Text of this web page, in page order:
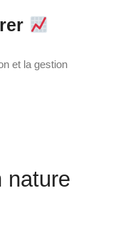
et la gestion
nature